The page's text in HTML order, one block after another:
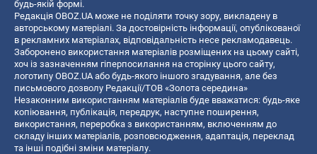
будь-якій формі.
Редакція OBOZ.UA може не поділяти точку зору, викладену в
авторському матеріалі. За достовірність інформації, опублікованої
в рекламних матеріалах, відповідальність несе рекламодавець.
Заборонено використання матеріалів розміщених на цьому сайті,
хоч із зазначенням гіперпосилання на сторінку цього сайту,
логотипу OBOZ.UA або будь-якого іншого згадування, але без
письмового дозволу Редакції/ТОВ «Золота середина»
Незаконним використанням матеріалів буде вважатися: будь-яке
копiювання, публiкацiя, передрук, наступне поширення,
використання, переробка з використанням, включенням до
складу інших матеріалів, розповсюдження, адаптація, переклад
та інші подібні зміни матеріалу.